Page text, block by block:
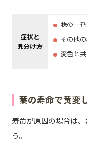
症状と
見分け方
株の一
その他
変色と
葉の寿命で黄変
寿命が原因の場合は、
う。